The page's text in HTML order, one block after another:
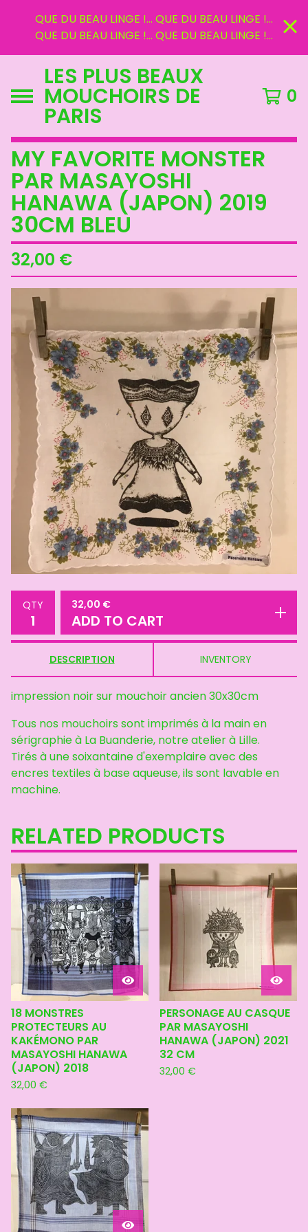
QUE DU BEAU LINGE !... QUE DU BEAU LINGE !...
QUE DU BEAU LINGE !... QUE DU BEAU LINGE !...
LES PLUS BEAUX
MOUCHOIRS DE
PARIS
0
MY FAVORITE MONSTER
PAR MASAYOSHI
HANAWA (JAPON) 2019
30CM BLEU
32,00 €
QTY 32,00 €
ADD TO CART
DESCRIPTION INVENTORY
impression noir sur mouchoir ancien 30x30cm
Tous nos mouchoirs sont imprimés à la main en
sérigraphie à La Buanderie, notre atelier à Lille.
Tirés à une soixantaine d'exemplaire avec des
encres textiles à base aqueuse, ils sont lavable en
machine.
RELATED PRODUCTS
18 MONSTRES
PROTECTEURS AU
KAKÉMONO PAR
MASAYOSHI HANAWA
(JAPON) 2018
32,00 €
PERSONAGE AU CASQUE
PAR MASAYOSHI
HANAWA (JAPON) 2021
32 CM
32,00 €